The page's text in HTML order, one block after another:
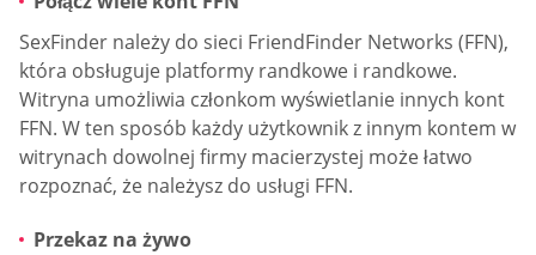
SexFinder należy do sieci FriendFinder Networks (FFN),
która obsługuje platformy randkowe i randkowe.
Witryna umożliwia członkom wyświetlanie innych kont
FFN. W ten sposób każdy użytkownik z innym kontem w
witrynach dowolnej firmy macierzystej może łatwo
rozpoznać, że należysz do usługi FFN.
Przekaz na żywo